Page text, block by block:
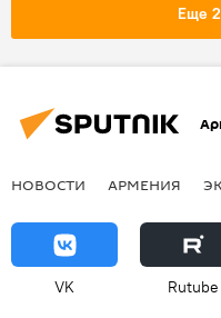
Еще
НОВОСТИ АРМЕНИЯ
VK Rutube